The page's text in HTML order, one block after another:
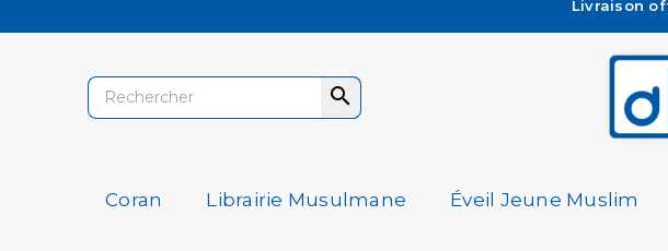
Les
Besoin
Livraison

Coran Librairie Musulmane Éveil Jeune Muslim